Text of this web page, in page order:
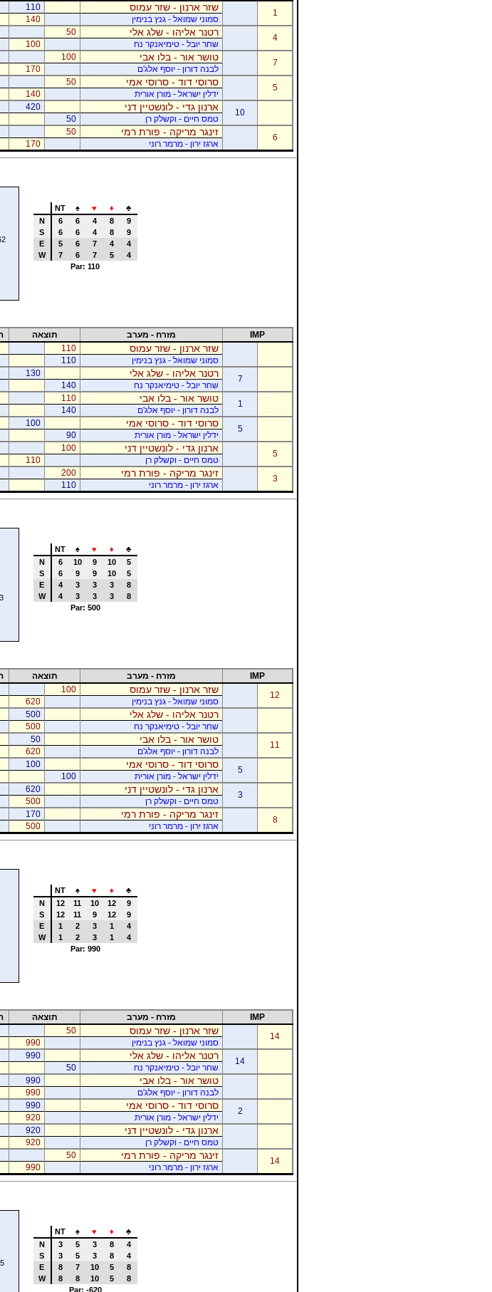
1
שזר ארנון - שזר עמוס 110
סמוני שמואל - גנץ בנימין
140
4
רטנר אליהו - שלג אלי 50
שחר יובל - טימיאנקר נח
100
7
טושר אור - בלו אבי 100
לבנה דורון - יוסף אלג'ם
170
5
סרוסי דוד - סרוסי אמי 50
ידלין ישראל - מורן אורית
140
10
ארנון גדי - לונשטיין דני 420
טמס חיים - וקשלק רן
50
6
זינגר מריקה - פורת רמי 50
ארגז ירון - מרמר רוני
170
NT ♠ ♥ ♦
♣
N
6 6 4 8
9
S
6 6 4 8
9
E
5 6 7 4
4
W
7 6 7 5
4
Par: 110
IMP מזרח - מערב תוצאה
שזר ארנון - שזר עמוס 110
סמוני שמואל - גנץ בנימין
110
7
רטנר אליהו - שלג אלי 130
שחר יובל - טימיאנקר נח
140
1
טושר אור - בלו אבי 110
לבנה דורון - יוסף אלג'ם
140
5
סרוסי דוד - סרוסי אמי 100
ידלין ישראל - מורן אורית
90
5
ארנון גדי - לונשטיין דני 100
טמס חיים - וקשלק רן
110
3
זינגר מריקה - פורת רמי 200
ארגז ירון - מרמר רוני
110
NT ♠ ♥ ♦
♣
N
6 10 9 10
5
S
6 9 9 10
5
E
4 3 3 3
8
W
4 3 3 3
8
Par: 500
IMP מזרח - מערב תוצאה
12
שזר ארנון - שזר עמוס 100
סמוני שמואל - גנץ בנימין
620
רטנר אליהו - שלג אלי 500
שחר יובל - טימיאנקר נח
500
11
טושר אור - בלו אבי 50
לבנה דורון - יוסף אלג'ם
620
5
סרוסי דוד - סרוסי אמי 100
ידלין ישראל - מורן אורית
100
3
ארנון גדי - לונשטיין דני 620
טמס חיים - וקשלק רן
500
8
זינגר מריקה - פורת רמי 170
ארגז ירון - מרמר רוני
500
NT ♠ ♥ ♦
♣
N
12 11 10 12
9
S
12 11 9 12
9
E
1 2 3 1
4
W
1 2 3 1
4
Par: 990
IMP מזרח - מערב תוצאה
14
שזר ארנון - שזר עמוס 50
סמוני שמואל - גנץ בנימין
990
14
רטנר אליהו - שלג אלי 990
שחר יובל - טימיאנקר נח
50
טושר אור - בלו אבי 990
לבנה דורון - יוסף אלג'ם
990
2
סרוסי דוד - סרוסי אמי 990
ידלין ישראל - מורן אורית
920
ארנון גדי - לונשטיין דני 920
טמס חיים - וקשלק רן
920
14
זינגר מריקה - פורת רמי 50
ארגז ירון - מרמר רוני
990
NT ♠ ♥ ♦
♣
N
3 5 3 8
4
S
3 5 3 8
4
E
8 7 10 5
8
W
8 8 10 5
8
Par: -620